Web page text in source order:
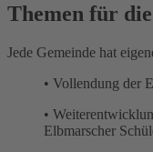
Themen für
Jede Gemeinde hat
• Vollendung der
•
Elbmarscher